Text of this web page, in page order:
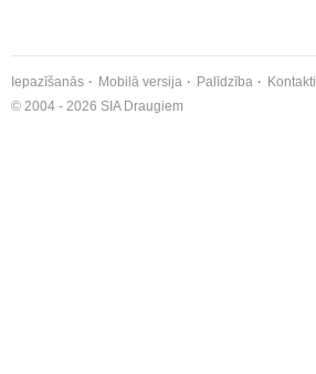
Iepazīšanās Mobilā versija Palīdzība Kontakti
© 2004 - 2026 SIA Draugiem